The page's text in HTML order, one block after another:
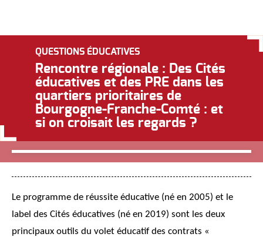
QUESTIONS ÉDUCATIVES
Rencontre régionale : Des Cités
éducatives et des PRE dans les
quartiers prioritaires de
Bourgogne-Franche-Comté : et
si on croisait les regards ?
Le programme de réussite éducative (né en 2005) et le
label des Cités éducatives (né en 2019) sont les deux
principaux outils du volet éducatif des contrats «